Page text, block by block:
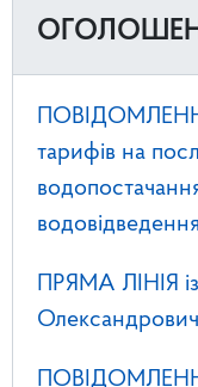
тарифів на
ПРЯМА ЛІНІЯ